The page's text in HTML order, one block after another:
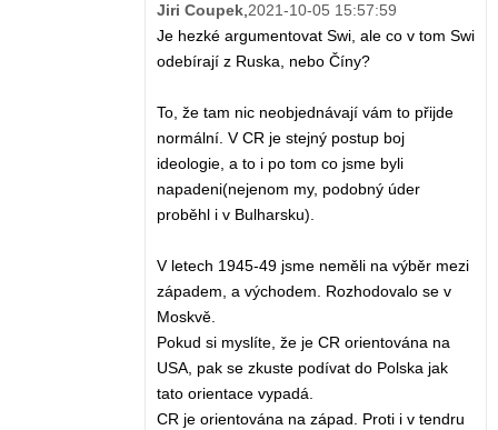
Jiri Coupek,2021-10-05 15:57:59
Je hezké argumentovat Swi, ale co v tom Swi
odebírají z Ruska, nebo Číny?
To, že tam nic neobjednávají vám to přijde
normální. V CR je stejný postup boj
ideologie, a to i po tom co jsme byli
napadeni(nejenom my, podobný úder
proběhl i v Bulharsku).
V letech 1945-49 jsme neměli na výběr mezi
západem, a východem. Rozhodovalo se v
Moskvě.
Pokud si myslíte, že je CR orientována na
USA, pak se zkuste podívat do Polska jak
tato orientace vypadá.
CR je orientována na západ. Proti i v tendru